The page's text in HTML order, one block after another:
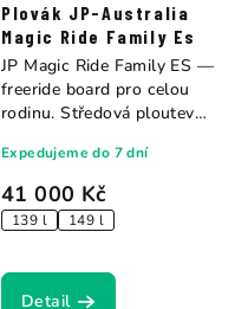
Plovák JP-Australia
Magic Ride Family Es
41 000 Kč
139 l 149 l
Expedujeme do 7 dní
Detail
JP Magic Ride Family ES —
freeride board pro celou
rodinu. Středová ploutev